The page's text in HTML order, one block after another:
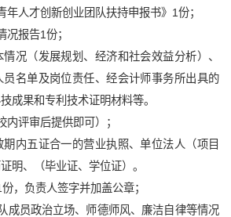
人才创新创业团队扶持申报书》1份；
报告1份；
（发展规划、经济和社会效益分析）、
名单及岗位责任、经会计师事务所出具的
成果和专利技术证明材料等。
评审后提供即可）；
五证合一的营业执照、单位法人（项目
明、（毕业证、学位证）。
负责人签字并加盖公章；
员政治立场、师德师风、廉洁自律等情况